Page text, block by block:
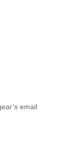
email